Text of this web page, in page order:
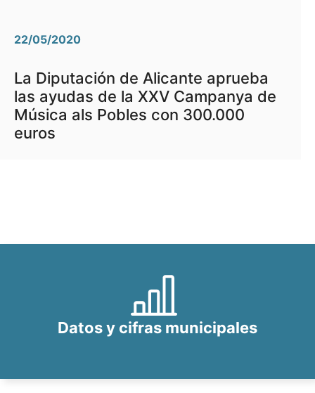
22/05/2020
La Diputación de Alicante aprueba
las ayudas de la XXV Campanya de
Música als Pobles con 300.000
euros
Datos y cifras municipales